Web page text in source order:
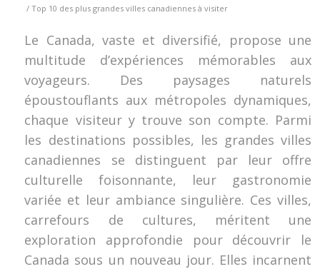
/ Top 10 des plus grandes villes canadiennes à visiter
Le Canada, vaste et diversifié, propose une
multitude d’expériences mémorables aux
voyageurs. Des paysages naturels
époustouflants aux métropoles dynamiques,
chaque visiteur y trouve son compte. Parmi
les destinations possibles, les grandes villes
canadiennes se distinguent par leur offre
culturelle foisonnante, leur gastronomie
variée et leur ambiance singulière. Ces villes,
carrefours de cultures, méritent une
exploration approfondie pour découvrir le
Canada sous un nouveau jour. Elles incarnent